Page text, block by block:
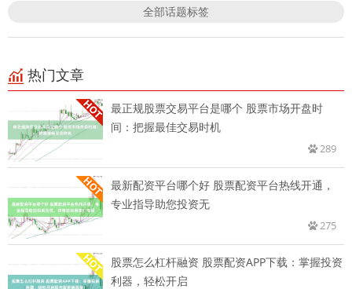
全部话题标签
热门文章
最正规股票交易平台是哪个 股票市场开盘时
间：把握最佳交易时机
289
最新配资平台哪个好 股票配资平台热线开通，
专业指导助您投资无
275
股票怎么杠杆融资 股票配资APP下载：掌握投资
利器，轻松开启